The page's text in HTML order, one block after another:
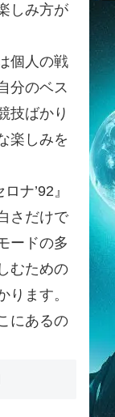
しみ方が
個人の戦
分のベス
技ばかり
楽しみを
ナ’92』
さだけで
ードの多
むための
ります。
にあるの